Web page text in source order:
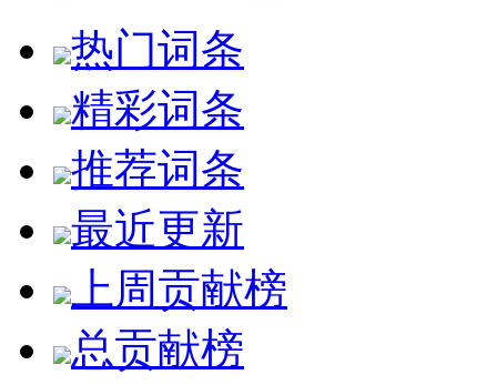
热门词条
精彩词条
推荐词条
最近更新
上周贡献榜
总贡献榜